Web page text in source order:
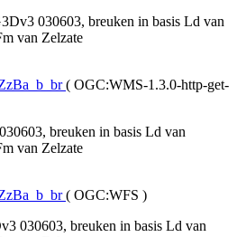
030603, breuken in basis Ld van
van Zelzate
( OGC:WMS-1.3.0-http-get-
breuken in basis Ld van
van Zelzate
( OGC:WFS )
030603, breuken in basis Ld van